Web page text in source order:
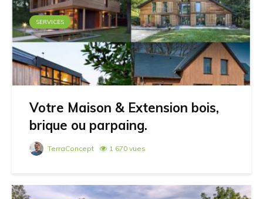
SERVICES
Votre Maison & Extension bois,
brique ou parpaing.
TerraConcept 1 670 vues